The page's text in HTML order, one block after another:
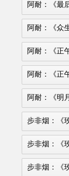
阿耐：《最
阿耐：《众
阿耐：《正
阿耐：《正
阿耐：《明
步非烟：《
步非烟：《
步非烟：《